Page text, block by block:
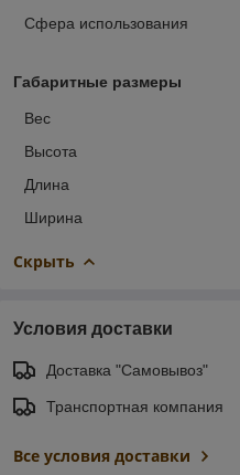
Сфера использования
Габаритные размеры
Вес
Высота
Длина
Ширина
Скрыть
Условия доставки
Доставка "Самовывоз"
Транспортная компания
Все условия доставки